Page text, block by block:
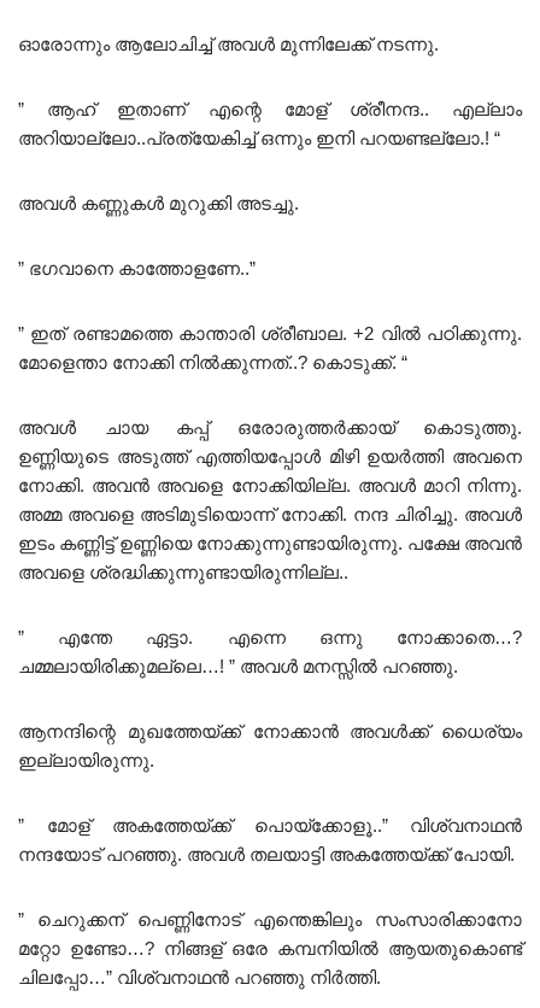
ഓരോന്നും ആലോചിച്ച് അവൾ മുന്നിലേക്ക് നടന്നു.
” ആഹ് ഇതാണ് എന്റെ മോള് ശ്രീനന്ദ.. എല്ലാം
അറിയാല്ലോ..പ്രത്യേകിച്ച് ഒന്നും ഇനി പറയണ്ടല്ലോ.! “
അവൾ കണ്ണുകൾ മുറുക്കി അടച്ചു.
” ഭഗവാനെ കാത്തോളണേ..”
” ഇത് രണ്ടാമത്തെ കാന്താരി ശ്രീബാല. +2 വിൽ പഠിക്കുന്നു.
മോളെന്താ നോക്കി നിൽക്കുന്നത്..? കൊടുക്ക്. “
അവൾ ചായ കപ്പ് ഒരോരുത്തർക്കായ് കൊടുത്തു.
ഉണ്ണിയുടെ അടുത്ത് എത്തിയപ്പോൾ മിഴി ഉയർത്തി അവനെ
നോക്കി. അവൻ അവളെ നോക്കിയില്ല. അവൾ മാറി നിന്നു.
അമ്മ അവളെ അടിമുടിയൊന്ന് നോക്കി. നന്ദ ചിരിച്ചു. അവൾ
ഇടം കണ്ണിട്ട് ഉണ്ണിയെ നോക്കുന്നുണ്ടായിരുന്നു. പക്ഷേ അവൻ
അവളെ ശ്രദ്ധിക്കുന്നുണ്ടായിരുന്നില്ല..
” എന്തേ ഏട്ടാ. എന്നെ ഒന്നു നോക്കാതെ…?
ചമ്മലായിരിക്കുമല്ലെ…! ” അവൾ മനസ്സിൽ പറഞ്ഞു.
ആനന്ദിന്റെ മുഖത്തേയ്ക്ക് നോക്കാൻ അവൾക്ക് ധൈര്യം
ഇല്ലായിരുന്നു.
” മോള് അകത്തേയ്ക്ക് പൊയ്ക്കോളൂ..” വിശ്വനാഥൻ
നന്ദയോട് പറഞ്ഞു. അവൾ തലയാട്ടി അകത്തേയ്ക്ക് പോയി.
” ചെറുക്കന് പെണ്ണിനോട് എന്തെങ്കിലും സംസാരിക്കാനോ
മറ്റോ ഉണ്ടോ…? നിങ്ങള് ഒരേ കമ്പനിയിൽ ആയതുകൊണ്ട്
ചിലപ്പോ…” വിശ്വനാഥൻ പറഞ്ഞു നിർത്തി.